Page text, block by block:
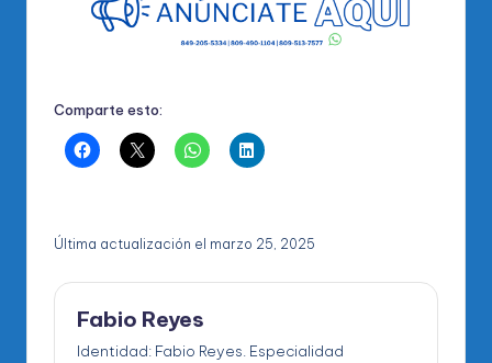
Comparte esto:
Última actualización el marzo 25, 2025
Fabio Reyes
Identidad: Fabio Reyes. Especialidad